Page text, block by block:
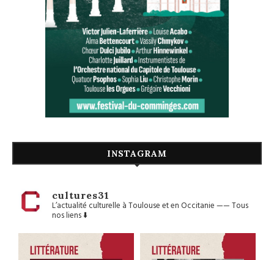
INSTAGRAM
cultures31
L’actualité culturelle à Toulouse et en Occitanie——Tous
nos liens ⬇️